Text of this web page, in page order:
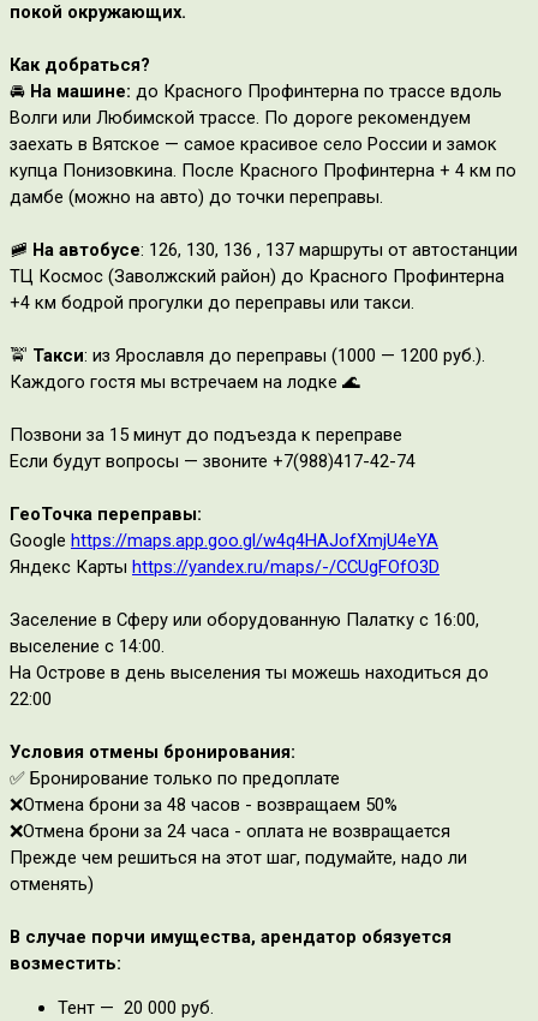
покой окружающих.
Как добраться?
🚘 На машине: до Красного Профинтерна по трассе вдоль
Волги или Любимской трассе. По дороге рекомендуем
заехать в Вятское — самое красивое село России и замок
купца Понизовкина. После Красного Профинтерна + 4 км по
дамбе (можно на авто) до точки переправы.
🚞 На автобусе: 126, 130, 136 , 137 маршруты от автостанции
ТЦ Космос (Заволжский район) до Красного Профинтерна
+4 км бодрой прогулки до переправы или такси.
🚖 Такси: из Ярославля до переправы (1000 — 1200 руб.).
Каждого гостя мы встречаем на лодке 🌊
Позвони за 15 минут до подъезда к переправе
Если будут вопросы — звоните +7(988)417-42-74
ГеоТочка переправы:
Google https://maps.app.goo.gl/w4q4HAJofXmjU4eYA
Яндекс Карты https://yandex.ru/maps/-/CCUgFOfO3D
Заселение в Сферу или оборудованную Палатку с 16:00,
выселение с 14:00.
На Острове в день выселения ты можешь находиться до
22:00
Условия отмены бронирования:
✅ Бронирование только по предоплате
❌Отмена брони за 48 часов - возвращаем 50%
❌Отмена брони за 24 часа - оплата не возвращается
Прежде чем решиться на этот шаг, подумайте, надо ли
отменять)
В случае порчи имущества, арендатор обязуется
возместить:
Тент — 20 000 руб.